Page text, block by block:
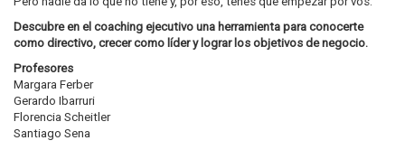
Descubre en el coaching ejecutivo una herramienta para conocerte
como directivo, crecer como líder y lograr los objetivos de negocio.
Profesores
Margara Ferber
Gerardo Ibarruri
Florencia Scheitler
Santiago Sena